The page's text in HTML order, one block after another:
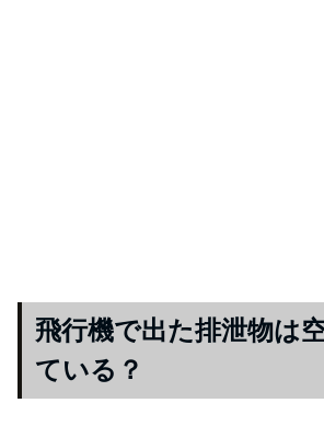
飛行機で出た排泄物は
ている？